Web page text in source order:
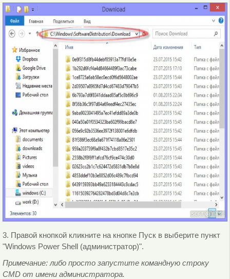
3. Правой кнопкой кликните на кнопке Пуск в выберите пункт
"Windows Power Shell (администратор)".
Примечание: либо просто запустите командную строку
CMD от имени администратора.